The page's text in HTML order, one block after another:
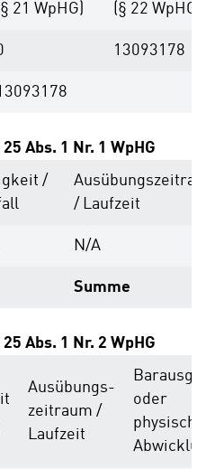
21 WpHG)
(§ 22 WpHG)
13093178
Abs. 1 Nr. 1 WpHG
/
/ Laufzeit
N/A
Summe
Abs. 1 Nr. 2 WpHG
Ausübungs­
zeitraum /
Laufzeit
oder
physische